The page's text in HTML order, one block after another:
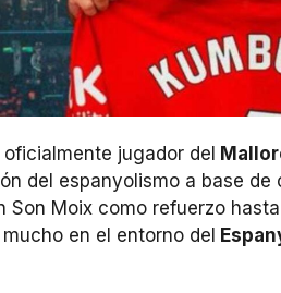
jugador del
del espanyolismo a base
Son Moix como refuerzo
en el entorno del